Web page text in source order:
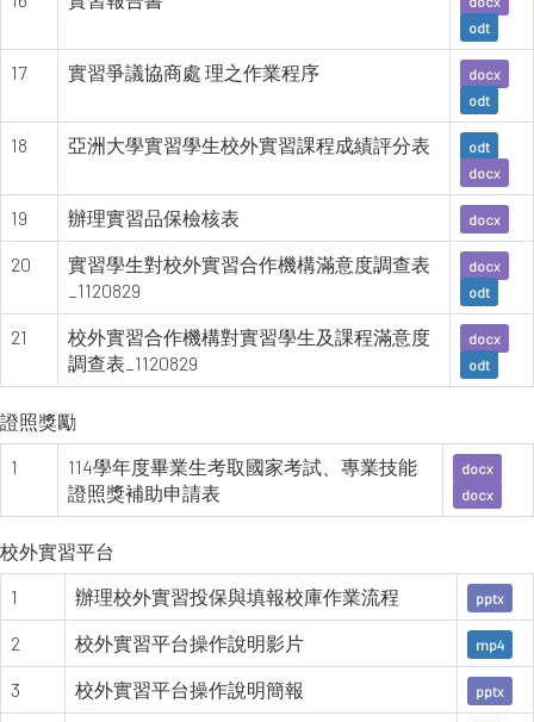
odt
17 實習爭議協商處 理之作業程序
docx
odt
18 亞洲大學實習學生校外實習課程成績評分表
odt
docx
19 辦理實習品保檢核表 docx
20
實習學生對校外實習合作機構滿意度調查表
_1120829
docx
odt
21
校外實習合作機構對實習學生及課程滿意度
調查表_1120829
docx
odt
證照獎勵
1
114學年度畢業生考取國家考試、專業技能
證照獎補助申請表
docx
docx
校外實習平台
1
辦理校外實習投保與填報校庫作業流程 pptx
2 校外實習平台操作說明影片 mp4
3 校外實習平台操作說明簡報 pptx